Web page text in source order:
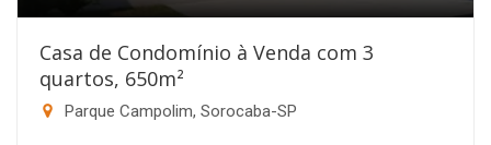
Casa de Condomínio à Venda com 3
quartos, 650m²
Parque Campolim, Sorocaba-SP